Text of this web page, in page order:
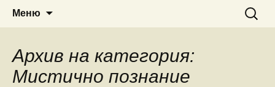
ВЕДРА РАНИНА
Сайт за наука, литература и
мистично познание
Меню
за:
Архив на категория:
Мистично познание